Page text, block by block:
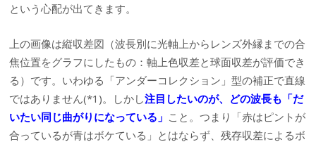
という心配が出てきます。
上の画像は縦収差図（波長別に光軸上からレンズ外縁までの合
焦位置をグラフにしたもの：軸上色収差と球面収差が評価でき
る）です。いわゆる「アンダーコレクション」型の補正で直線
ではありません(*1)。しかし注目したいのが、どの波長も「だ
いたい同じ曲がりになっている」 こと。つまり「赤はピントが
合っているが青はボケている」とはならず、残存収差によるボ